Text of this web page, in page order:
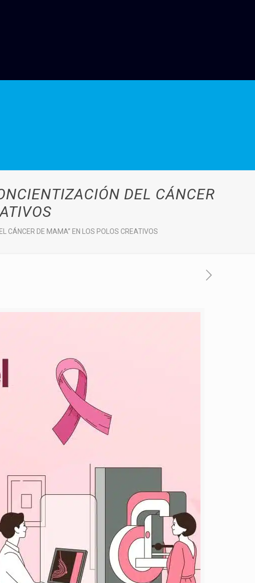
DEL CÁNCER
CÁNCER DE MAMA” EN LOS POLOS CREATIVOS